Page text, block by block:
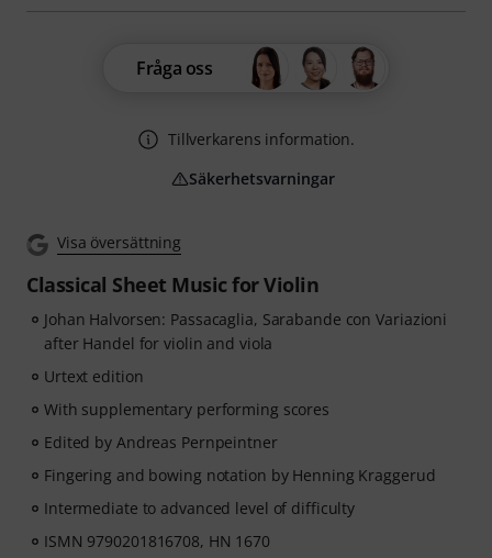
Visa översättning
Classical Sheet Music for Violin
Johan Halvorsen: Passacaglia, Sarabande con Variazioni
after Handel for violin and viola
Urtext edition
With supplementary performing scores
Edited by Andreas Pernpeintner
Fingering and bowing notation by Henning Kraggerud
Intermediate to advanced level of difficulty
ISMN 9790201816708, HN 1670
Fråga oss
Tillverkarens information.
Säkerhetsvarningar